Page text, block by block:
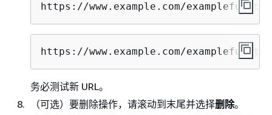
https://www.example.com/
https://www.example.com/
务必测试新 URL。
（可选）要删除操作，请滚动到末尾并选择删除。